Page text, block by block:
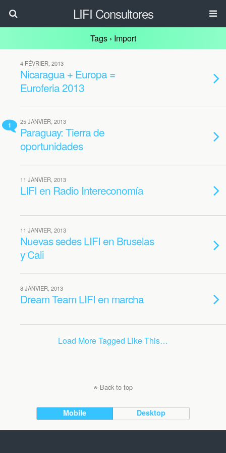
LIFI Consultores
Tags › Import
4 FÉVRIER, 2013
Nicaragua + Europa =
Euroferia 2013
1 25 JANVIER, 2013
Paraguay: Tierra de
oportunidades
11 JANVIER, 2013
LIFI en Radio Intereconomía
11 JANVIER, 2013
Nuevas sedes LIFI en Bruselas
y Cali
8 JANVIER, 2013
Dream Team LIFI en marcha
Load More Tagged Like This…
Back to top
Mobile Desktop